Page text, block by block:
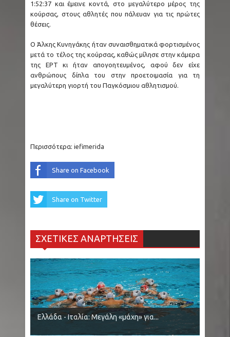
δημοφιλούς σειράς σύντομα στο Disney+
(Video)
ΗΠΑ - Βόρεια Καρολίνα: Μακελειό σε σπίτι με
διέλευση έπειτα από δύο εκρήξεις
Εμπρησμός Marfin: Εκδίδεται σήμερα στην
μετάδοση» την ώρα που έκανε live στο Tiktok
Ιός του Δυτικού Νείλου: 33 περιοχές σε
συναγερμό - Οι 25 στην Αττική - Ξεκινάνε
ψεκασμοί
Κολομβία: Εν ψυχρώ δολοφονία ζευγαριού σε
1:52:37 και έμεινε κοντά, στο μεγαλύτερο μέρος της
κούρσας, στους αθλητές που πάλευαν για τις πρώτες
θέσεις.
Ο Άλκης Κυνηγάκης ήταν συναισθηματικά φορτισμένος
μετά το τέλος της κούρσας, καθώς μίλησε στην κάμερα
της ΕΡΤ κι ήταν απογοητευμένος, αφού δεν είχε
ανθρώπους δίπλα του στην προετοιμασία για τη
μεγαλύτερη γιορτή του Παγκόσμιου αθλητισμού.
Περισσότερα: iefimerida
Share on Facebook
Share on Twitter
ΣΧΕΤΙΚΕΣ ΑΝΑΡΤΗΣΕΙΣ
Ελλάδα - Ιταλία: Μεγάλη «μάχη» για...